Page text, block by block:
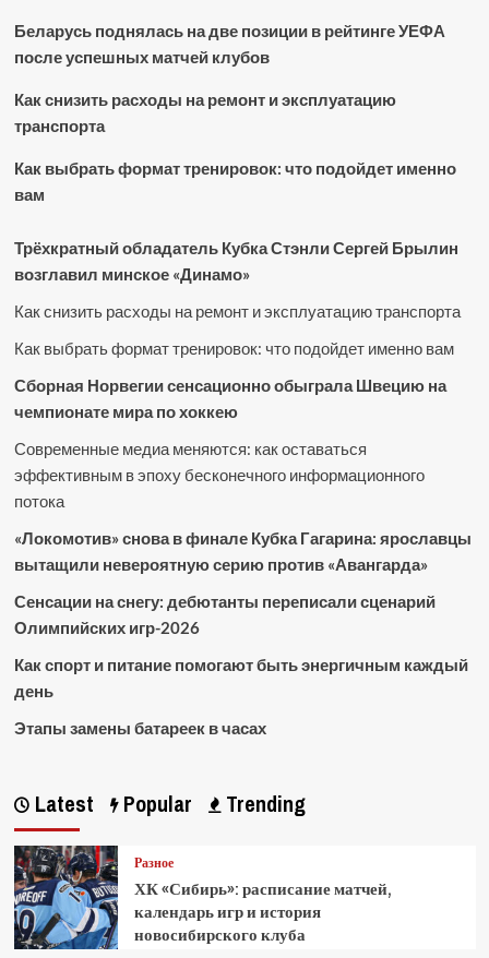
Беларусь поднялась на две позиции в рейтинге УЕФА
после успешных матчей клубов
Как снизить расходы на ремонт и эксплуатацию
транспорта
Как выбрать формат тренировок: что подойдет именно
вам
Трёхкратный обладатель Кубка Стэнли Сергей Брылин
возглавил минское «Динамо»
Как снизить расходы на ремонт и эксплуатацию транспорта
Как выбрать формат тренировок: что подойдет именно вам
Сборная Норвегии сенсационно обыграла Швецию на
чемпионате мира по хоккею
Современные медиа меняются: как оставаться
эффективным в эпоху бесконечного информационного
потока
«Локомотив» снова в финале Кубка Гагарина: ярославцы
вытащили невероятную серию против «Авангарда»
Сенсации на снегу: дебютанты переписали сценарий
Олимпийских игр-2026
Как спорт и питание помогают быть энергичным каждый
день
Этапы замены батареек в часах
Latest Popular Trending
Разное
ХК «Сибирь»: расписание матчей,
календарь игр и история
новосибирского клуба